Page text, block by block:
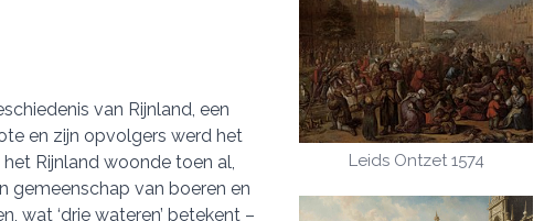
van Rijnland, een
en zijn opvolgers werd het
Rijnland woonde toen al,
gemeenschap van boeren en
wat ‘drie wateren’ betekent –
Leids Ontzet 1574